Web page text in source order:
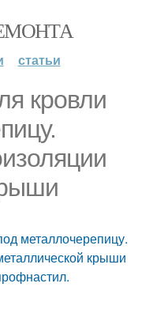
статьи
кровли
металлочерепицу.
крыши